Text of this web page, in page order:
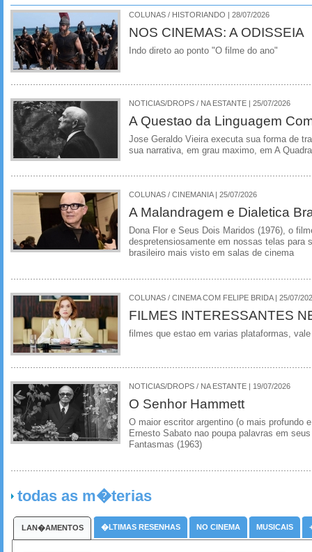
COLUNAS / HISTORIANDO | 28/07/2026
NOS CINEMAS: A ODISSEIA
Indo direto ao ponto "O filme do ano"
NOTICIAS/DROPS / NA ESTANTE | 25/07/2026
A Questao da Linguagem
Jose Geraldo Vieira executa sua forma de
sua narrativa, em grau maximo, em A
COLUNAS / CINEMANIA | 25/07/2026
A Malandragem e Dialetica
Dona Flor e Seus Dois Maridos (1976), o
despretensiosamente em nossas telas para
brasileiro mais visto em salas de cinema
COLUNAS / CINEMA COM FELIPE BRIDA | 25/07/
FILMES INTERESSANTES
filmes que estao em varias plataformas,
NOTICIAS/DROPS / NA ESTANTE | 19/07/2026
O Senhor Hammett
O maior escritor argentino (o mais profundo
Ernesto Sabato nao poupa palavras em
Fantasmas (1963)
todas as m�terias
LAN�AMENTOS �LTIMAS RESENHAS NO CINEMA MUSICAIS